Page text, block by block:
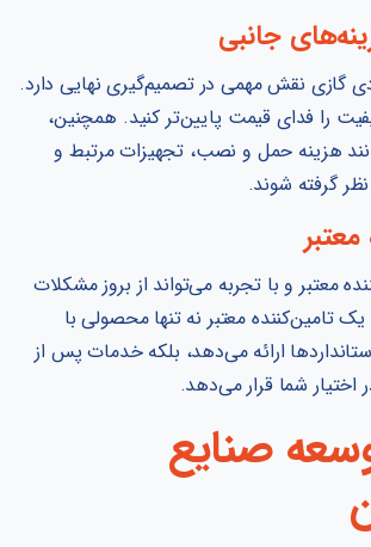
گازی نقش مهمی در تصمیم‌گیری نهایی دارد.
را فدای قیمت پایین‌تر کنید. همچنین،
هزینه حمل و نصب، تجهیزات مرتبط و
نظر گرفته شوند.
معتبر و با تجربه می‌تواند از بروز مشکلات
تامین‌کننده معتبر نه تنها محصولی با
ارائه می‌دهد، بلکه خدمات پس از
شما قرار می‌دهد.
صنایع